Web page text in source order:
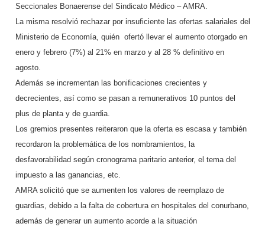
Seccionales Bonaerense del Sindicato Médico – AMRA.
La misma resolvió rechazar por insuficiente las ofertas salariales del
Ministerio de Economía, quién ofertó llevar el aumento otorgado en
enero y febrero (7%) al 21% en marzo y al 28 % definitivo en
agosto.
Además se incrementan las bonificaciones crecientes y
decrecientes, así como se pasan a remunerativos 10 puntos del
plus de planta y de guardia.
Los gremios presentes reiteraron que la oferta es escasa y también
recordaron la problemática de los nombramientos, la
desfavorabilidad según cronograma paritario anterior, el tema del
impuesto a las ganancias, etc.
AMRA solicitó que se aumenten los valores de reemplazo de
guardias, debido a la falta de cobertura en hospitales del conurbano,
además de generar un aumento acorde a la situación